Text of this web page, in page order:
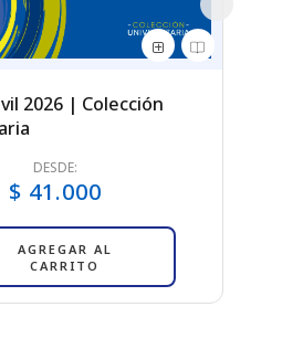
2026 | Colección
DESDE:
$ 41.000
AGREGAR AL
CARRITO